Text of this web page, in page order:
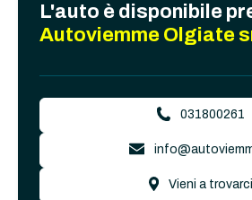
L'auto è disponibile
Autoviemme Olgiate
031800261
Vieni a trovarci